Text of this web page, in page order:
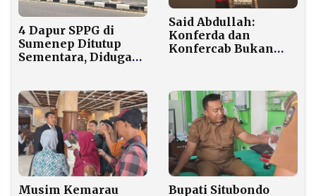
4 Dapur SPPG di
Sumenep Ditutup
Sementara, Diduga
Said Abdullah:
Konferda dan
Konfercab Bukan
Ideologis PDIP Jatim
Musim Kemarau
Bupati Situbondo